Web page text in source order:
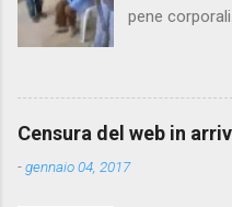
pene
Canale 5
interpellando
per fare luce
Censura del web in
-gennaio 04, 2017